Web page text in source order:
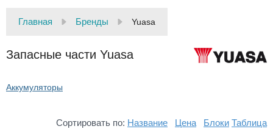
Главная Бренды Yuasa
Запасные части Yuasa
Аккумуляторы
Сортировать по: Название Цена Блоки Таблица